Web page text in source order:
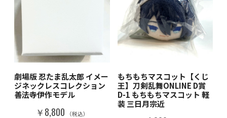
劇場版 忍たま乱太郎 イメー
ジネックレスコレクション
善法寺伊作モデル
￥8,800 （税込）
もちもちマスコット【くじ
王】刀剣乱舞ONLINE D賞
D-1 もちもちマスコット 軽
装 三日月宗近